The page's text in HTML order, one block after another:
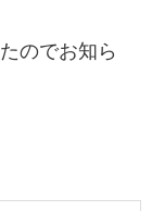
のでお知ら